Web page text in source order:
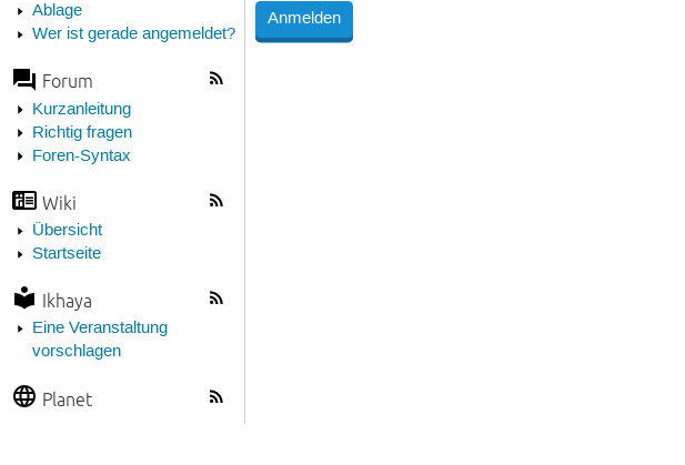
Ablage
Wer ist gerade angemeldet?
Forum
Kurzanleitung
Richtig fragen
Foren-Syntax
Wiki
Übersicht
Startseite
Ikhaya
Eine Veranstaltung
vorschlagen
Planet